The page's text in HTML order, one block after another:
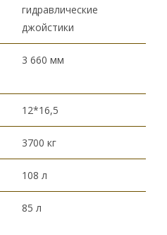
гидравлические
джойстики
3 660 мм
12*16,5
3700 кг
108 л
85 л